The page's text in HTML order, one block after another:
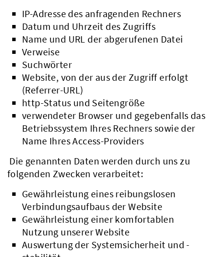
IP-Adresse des anfragenden Rechners
Datum und Uhrzeit des Zugriffs
Name und URL der abgerufenen Datei
Verweise
Suchwörter
Website, von der aus der Zugriff erfolgt
(Referrer-URL)
http-Status und Seitengröße
verwendeter Browser und gegebenfalls das
Betriebssystem Ihres Rechners sowie der
Name Ihres Access-Providers
Die genannten Daten werden durch uns zu
folgenden Zwecken verarbeitet:
Gewährleistung eines reibungslosen
Verbindungsaufbaus der Website
Gewährleistung einer komfortablen
Nutzung unserer Website
Auswertung der Systemsicherheit und -